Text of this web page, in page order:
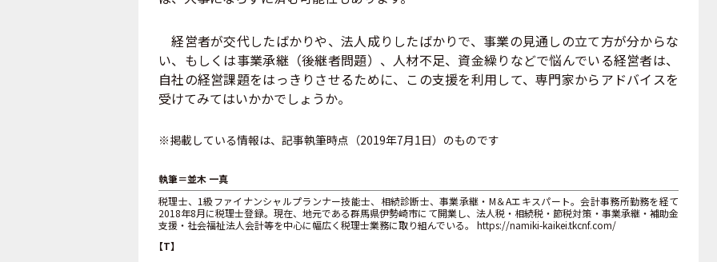
経営者が交代したばかりや、法人成りしたばかりで、事業の見通しの立て方が分からな
い、もしくは事業承継（後継者問題）、人材不足、資金繰りなどで悩んでいる経営者は、
自社の経営課題をはっきりさせるために、この支援を利用して、専門家からアドバイスを
受けてみてはいかかでしょうか。
※掲載している情報は、記事執筆時点（2019年7月1日）のものです
執筆＝並木 一真
税理士、1級ファイナンシャルプランナー技能士、相続診断士、事業承継・M＆Aエキスパート。会計事務所勤務を経て
2018年8月に税理士登録。現在、地元である群馬県伊勢崎市にて開業し、法人税・相続税・節税対策・事業承継・補助金
支援・社会福祉法人会計等を中心に幅広く税理士業務に取り組んでいる。 https://namiki-kaikei.tkcnf.com/
【T】